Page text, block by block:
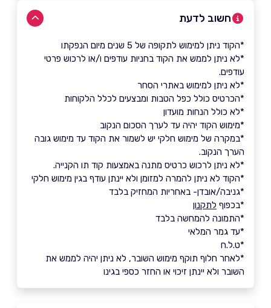
חשוב לדעת
*הקוד ניתן למימוש לתקופה של 5 שנים מיום הנפקתו
*לא ניתן לממש את הקוד בחניות עודפים ו/או לרכוש פרטי
עודפים.
*לא ניתן למימוש באתרי הסחר
*הכרטיס כולל כפל הטבות ומבצעים לכלל הלקוחות
*לא כולל הנחות מועדון
*מימוש הקוד יהיה עד לערך הסכום הנקוב
*במקרה של מימוש חלקי יש לשמור את הקוד עד מימוש גובה
הערך הנקוב.
*לא ניתן לרכוש כרטיס מתנה באמצעות קוד תו הקנייה.
*הקוד לא ניתן להמרה למזומן ולא יינתן עודף בגין מימוש חלקי
*גניבה/אובדן- באחריות המחזיק בלבד
*בכפוף לתקנון
*התמונה להמחשה בלבד
*עד גמר המלאי
*ט.ל.ח
*לאחר חלוף תוקף מימוש השובר, לא ניתן יהיה לממש את
השובר ולא יינתן זיכוי או החזר כספי בגינו